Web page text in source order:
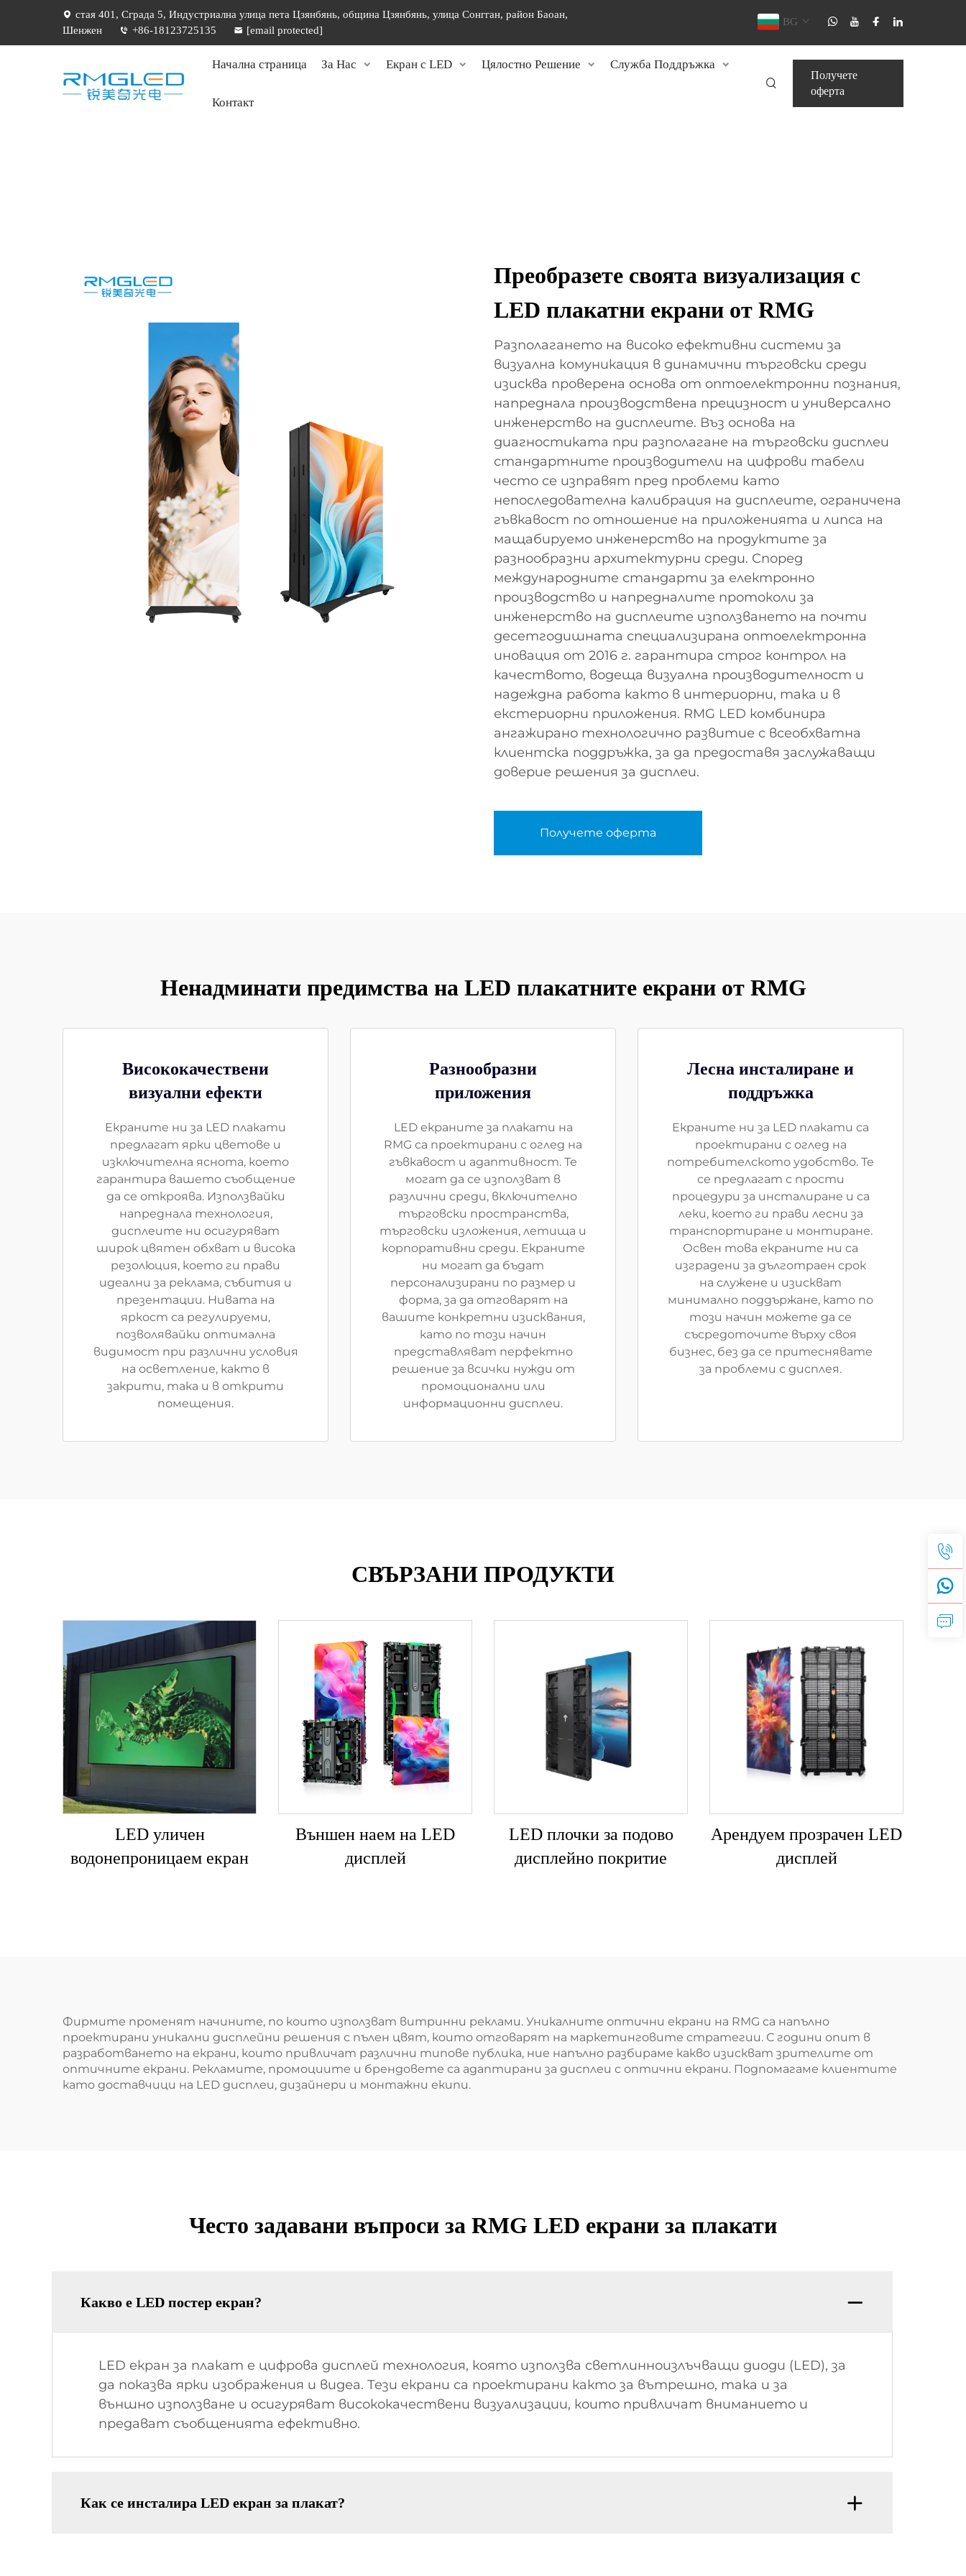
стая 401, Сграда 5, Индустриална улица пета Цзянбянь, община Цзянбянь, улица Сонгган, район Баоан,
Шенжен
+86-18123725135 [email protected]
BG
Начална страница За Нас Екран с LED Цялостно Решение Служба Поддръжка
Контакт
Получете
оферта
Преобразете своята визуализация с
LED плакатни екрани от RMG
Разполагането на високо ефективни системи за
визуална комуникация в динамични търговски среди
изисква проверена основа от оптоелектронни познания,
напреднала производствена прецизност и универсално
инженерство на дисплеите. Въз основа на
диагностиката при разполагане на търговски дисплеи
стандартните производители на цифрови табели
често се изправят пред проблеми като
непоследователна калибрация на дисплеите, ограничена
гъвкавост по отношение на приложенията и липса на
мащабируемо инженерство на продуктите за
разнообразни архитектурни среди. Според
международните стандарти за електронно
производство и напредналите протоколи за
инженерство на дисплеите използването на почти
десетгодишната специализирана оптоелектронна
иновация от 2016 г. гарантира строг контрол на
качеството, водеща визуална производителност и
надеждна работа както в интериорни, така и в
екстериорни приложения. RMG LED комбинира
ангажирано технологично развитие с всеобхватна
клиентска поддръжка, за да предоставя заслужаващи
доверие решения за дисплеи.
Получете оферта
Ненадминати предимства на LED плакатните екрани от RMG
Висококачествени
визуални ефекти
Екраните ни за LED плакати
предлагат ярки цветове и
изключителна яснота, което
гарантира вашето съобщение
да се откроява. Използвайки
напреднала технология,
дисплеите ни осигуряват
широк цвятен обхват и висока
резолюция, което ги прави
идеални за реклама, събития и
презентации. Нивата на
яркост са регулируеми,
позволявайки оптимална
видимост при различни условия
на осветление, както в
закрити, така и в открити
помещения.
Разнообразни
приложения
LED екраните за плакати на
RMG са проектирани с оглед на
гъвкавост и адаптивност. Те
могат да се използват в
различни среди, включително
търговски пространства,
търговски изложения, летища и
корпоративни среди. Екраните
ни могат да бъдат
персонализирани по размер и
форма, за да отговарят на
вашите конкретни изисквания,
като по този начин
представляват перфектно
решение за всички нужди от
промоционални или
информационни дисплеи.
Лесна инсталиране и
поддръжка
Екраните ни за LED плакати са
проектирани с оглед на
потребителското удобство. Те
се предлагат с прости
процедури за инсталиране и са
леки, което ги прави лесни за
транспортиране и монтиране.
Освен това екраните ни са
изградени за дълготраен срок
на служене и изискват
минимално поддържане, като по
този начин можете да се
съсредоточите върху своя
бизнес, без да се притеснявате
за проблеми с дисплея.
СВЪРЗАНИ ПРОДУКТИ
LED уличен
водонепроницаем екран
Външен наем на LED
дисплей
LED плочки за подово
дисплейно покритие
Арендуем прозрачен LED
дисплей
Фирмите променят начините, по които използват витринни реклами. Уникалните оптични екрани на RMG са напълно
проектирани уникални дисплейни решения с пълен цвят, които отговарят на маркетинговите стратегии. С години опит в
разработването на екрани, които привличат различни типове публика, ние напълно разбираме какво изискват зрителите от
оптичните екрани. Рекламите, промоциите и брендовете са адаптирани за дисплеи с оптични екрани. Подпомагаме клиентите
като доставчици на LED дисплеи, дизайнери и монтажни екипи.
Често задавани въпроси за RMG LED екрани за плакати
Какво е LED постер екран?
LED екран за плакат е цифрова дисплей технология, която използва светлинноизлъчващи диоди (LED), за
да показва ярки изображения и видеа. Тези екрани са проектирани както за вътрешно, така и за
външно използване и осигуряват висококачествени визуализации, които привличат вниманието и
предават съобщенията ефективно.
Как се инсталира LED екран за плакат?